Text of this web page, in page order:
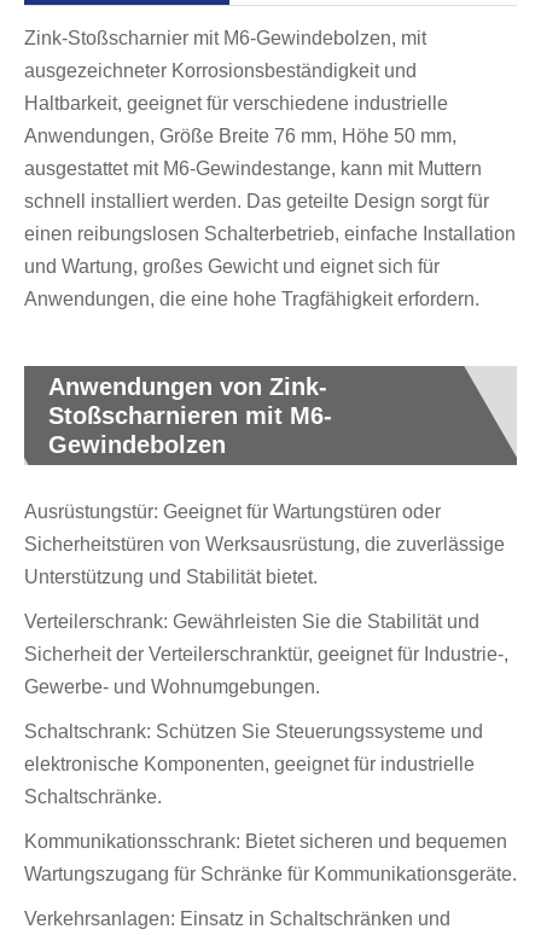
Zink-Stoßscharnier mit M6-Gewindebolzen, mit
ausgezeichneter Korrosionsbeständigkeit und
Haltbarkeit, geeignet für verschiedene industrielle
Anwendungen, Größe Breite 76 mm, Höhe 50 mm,
ausgestattet mit M6-Gewindestange, kann mit Muttern
schnell installiert werden. Das geteilte Design sorgt für
einen reibungslosen Schalterbetrieb, einfache Installation
und Wartung, großes Gewicht und eignet sich für
Anwendungen, die eine hohe Tragfähigkeit erfordern.
Anwendungen von Zink-
Stoßscharnieren mit M6-
Gewindebolzen
Ausrüstungstür: Geeignet für Wartungstüren oder
Sicherheitstüren von Werksausrüstung, die zuverlässige
Unterstützung und Stabilität bietet.
Verteilerschrank: Gewährleisten Sie die Stabilität und
Sicherheit der Verteilerschranktür, geeignet für Industrie-,
Gewerbe- und Wohnumgebungen.
Schaltschrank: Schützen Sie Steuerungssysteme und
elektronische Komponenten, geeignet für industrielle
Schaltschränke.
Kommunikationsschrank: Bietet sicheren und bequemen
Wartungszugang für Schränke für Kommunikationsgeräte.
Verkehrsanlagen: Einsatz in Schaltschränken und